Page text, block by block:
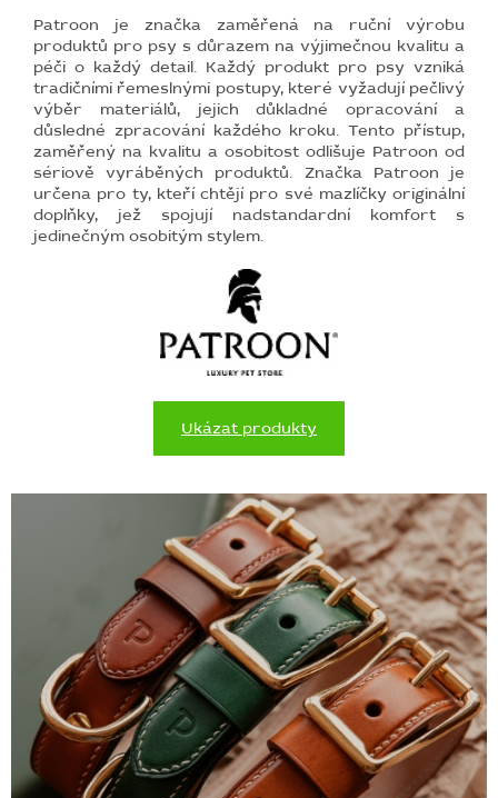
Patroon je značka zaměřená na ruční výrobu
produktů pro psy s důrazem na výjimečnou kvalitu a
péči o každý detail. Každý produkt pro psy vzniká
tradičními řemeslnými postupy, které vyžadují pečlivý
výběr materiálů, jejich důkladné opracování a
důsledné zpracování každého kroku. Tento přístup,
zaměřený na kvalitu a osobitost odlišuje Patroon od
sériově vyráběných produktů. Značka Patroon je
určena pro ty, kteří chtějí pro své mazlíčky originální
doplňky, jež spojují nadstandardní komfort s
jedinečným osobitým stylem.
Ukázat produkty